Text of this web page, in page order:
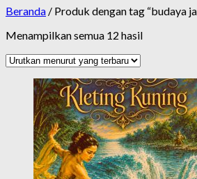
Beranda / Produk dengan tag “budaya
Menampilkan semua 12 hasilDiurutkan